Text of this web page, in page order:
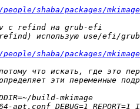
shaba/packages/mkimage-
shaba/packages/mkimage-